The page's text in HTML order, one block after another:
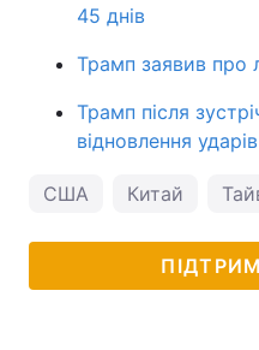
45 днів
Трамп заявив про
Трамп після
відновлення
США Китай